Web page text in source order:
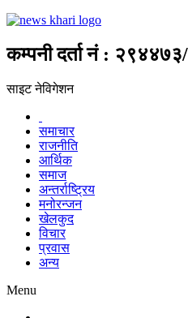
कम्पनी दर्ता नं :
साइट नेविगेशन
समाचार
राजनीति
आर्थिक
समाज
अन्तर्राष्ट्रिय
मनोरन्जन
खेलकुद
विचार
प्रवास
अन्य
Menu